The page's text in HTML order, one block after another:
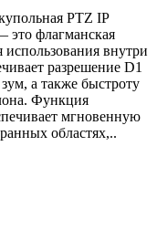
PTZ IP
это флагманская
использования внутри
разрешение D1
а также быстроту
Функция
мгновенную
областях,..